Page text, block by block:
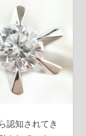
認知されてき